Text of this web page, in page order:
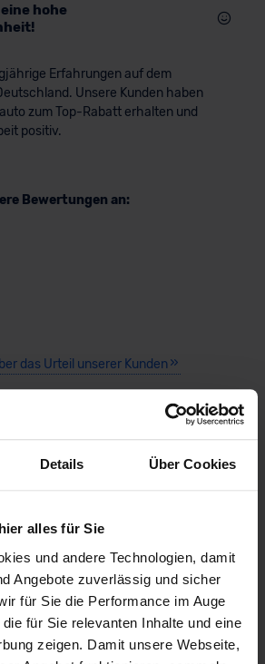
Details Über Cookies
alles für Sie
und andere Technologien, damit
Angebote zuverlässig und sicher
für Sie die Performance im Auge
für Sie relevanten Inhalte und eine
zeigen. Damit unsere Webseite,
hohe
Erfahrungen auf dem
Unsere Kunden haben
zum Top-Rabatt erhalten und
positiv.
Bewertungen an:
das Urteil unserer Kunden